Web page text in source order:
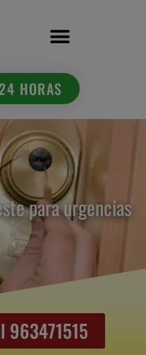
HORAS
para urgencias
963471515